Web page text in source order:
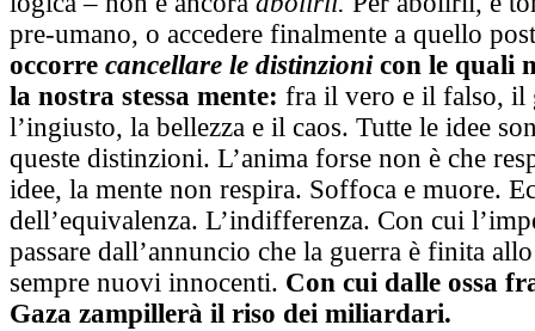
pre-umano, o accedere finalmente a quello
occorre cancellare le distinzionicon le quali
la nostra stessa mente: fra il vero e il falso, il
l’ingiusto, la bellezza e il caos. Tutte le idee
queste distinzioni. L’anima forse non è che
idee, la mente non respira. Soffoca e muore.
dell’equivalenza. L’indifferenza. Con cui
passare dall’annuncio che la guerra è finita
sempre nuovi innocenti. Con cui dalle ossa
Gaza zampillerà il riso dei miliardari.